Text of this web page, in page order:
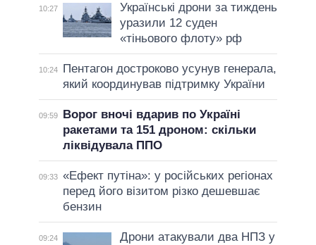
10:27
Українські дрони за тиждень
уразили 12 суден
«тіньового флоту» рф
10:24
Пентагон достроково усунув генерала,
який координував підтримку України
09:59
Ворог вночі вдарив по Україні
ракетами та 151 дроном: скільки
ліквідувала ППО
09:33 «Ефект путіна»: у російських регіонах
перед його візитом різко дешевшає
бензин
09:24
Дрони атакували два НПЗ у